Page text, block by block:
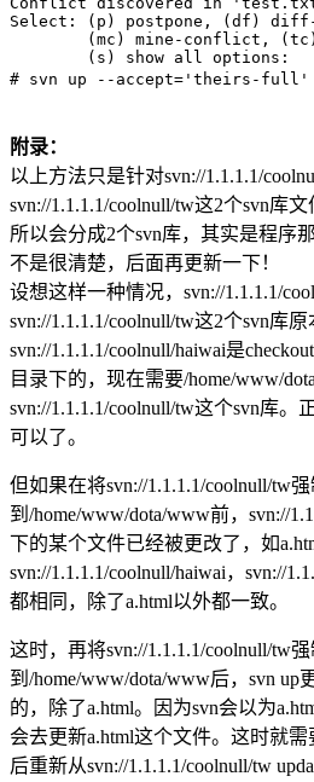
Select: (p) postpone, (df)
(mc) mine-conflict,
        (s) show all options:
附录：
以上方法只是针对svn://1.1.1.1/
svn://1.1.1.1/coolnull/tw这2个svn库
所以会分成2个svn库，其实是程序
不是很清楚，后面再更新一下！
设想这样一种情况，svn://1.1.1.1/
svn://1.1.1.1/coolnull/tw这2个svn库
svn://1.1.1.1/coolnull/haiwai是
目录下的，现在需要/home/www/
svn://1.1.1.1/coolnull/tw这个svn库
可以了。
但如果在将svn://1.1.1.1/coolnull/tw强
到/home/www/dota/www前，svn://
下的某个文件已经被更改了，如
svn://1.1.1.1/coolnull/haiwai，svn://
都相同，除了a.html以外都一致。
这时，再将svn://1.1.1.1/coolnull/tw强
到/home/www/dota/www后，svn up
的，除了a.html。因为svn会以为
会去更新a.html这个文件。这时就
后重新从svn://1.1.1.1/coolnull/tw